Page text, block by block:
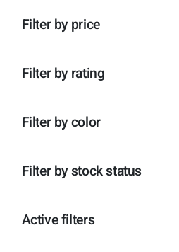
Filter by price
Filter by rating
Filter by color
Filter by stock status
Active filters